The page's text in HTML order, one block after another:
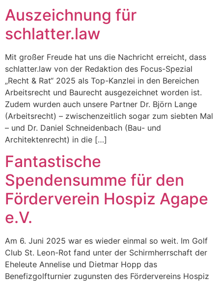
Auszeichnung für
schlatter.law
Mit großer Freude hat uns die Nachricht erreicht, dass
schlatter.law von der Redaktion des Focus-Spezial
„Recht & Rat“ 2025 als Top-Kanzlei in den Bereichen
Arbeitsrecht und Baurecht ausgezeichnet worden ist.
Zudem wurden auch unsere Partner Dr. Björn Lange
(Arbeitsrecht) – zwischenzeitlich sogar zum siebten Mal
– und Dr. Daniel Schneidenbach (Bau- und
Architektenrecht) in die […]
Fantastische
Spendensumme für den
Förderverein Hospiz Agape
e.V.
Am 6. Juni 2025 war es wieder einmal so weit. Im Golf
Club St. Leon-Rot fand unter der Schirmherrschaft der
Eheleute Annelise und Dietmar Hopp das
Benefizgolfturnier zugunsten des Fördervereins Hospiz